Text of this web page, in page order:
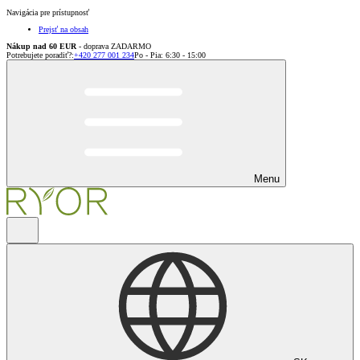
Navigácia pre prístupnosť
Prejsť na obsah
Nákup nad 60 EUR - doprava ZADARMO
Potrebujete poradiť?:+420 277 001 234Po - Pia: 6:30 - 15:00
Menu